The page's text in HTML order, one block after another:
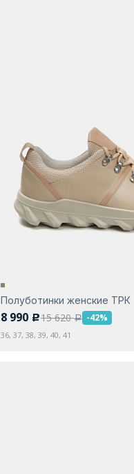
Полуботинки женские ТРК
8 990 c15 620a -42%
36, 37, 38, 39, 40, 41